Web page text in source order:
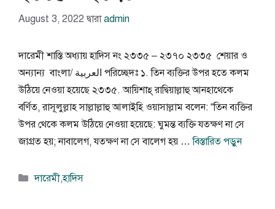
August 3, 2022 দ্বারাadmin
দারেমী শাস্তি অধ্যায় হাদিস নং ২৩৩৫ – ২৩৭০ ২৩৩৫ শেয়ার ও
অন্যান্য বাংলা/ العربية পরিচ্ছেদঃ ১. তিন ব্যক্তির উপর হতে কলম
উঠিয়ে নেওয়া হয়েছে ২৩৩৫. আয়িশাহ্ রাদ্বিয়াল্লাহু আনহাথেকে
বর্ণিত, রাসূলুল্লাহ সাল্লাল্লাহু আলাইহি ওয়াসাল্লাম বলেন: “তিন ব্যক্তির
উপর থেকে কলম উঠিয়ে নেওয়া হয়েছে: ঘুমন্ত ব্যক্তি যতক্ষণ না সে
জাগ্রত হয়; নাবালেগ, যতক্ষণ না সে বালেগ হয় …বিস্তারিত পড়ুন
বিভাগ
দারেমী,হাদিস